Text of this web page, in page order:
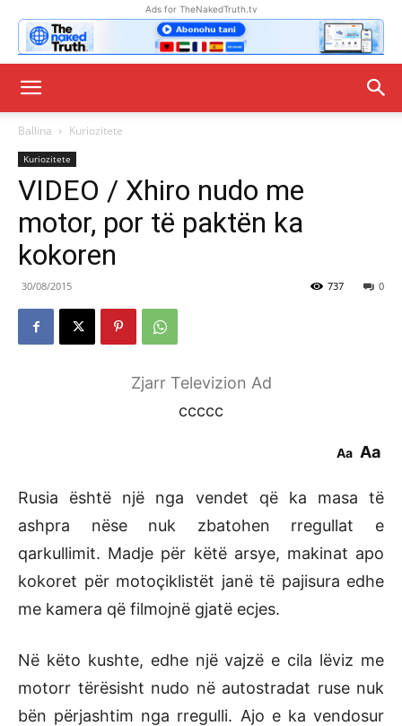
Ads for TheNakedTruth.tv
Ballina Kuriozitete
Kuriozitete
VIDEO / Xhiro nudo me
motor, por të paktën ka
kokoren
30/08/2015 0
737
Zjarr Televizion Ad
ccccc
Aa Aa
Rusia është një nga vendet që ka masa të
ashpra nëse nuk zbatohen rregullat e
qarkullimit. Madje për këtë arsye, makinat apo
kokoret për motoçiklistët janë të pajisura edhe
me kamera që filmojnë gjatë ecjes.
Në këto kushte, edhe një vajzë e cila lëviz me
motorr tërësisht nudo në autostradat ruse nuk
bën përjashtim nga rregulli. Ajo e ka vendosur